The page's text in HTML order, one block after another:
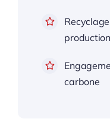
production
carbone